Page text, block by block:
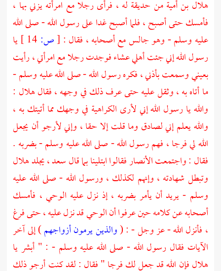
هلال بن أميةمن حديقة له ، فرأى رجلا مع امرأته يزني بها ،
فأمسك حتى أصبح ، فلما أصبح غدا على رسول الله - صلى الله
عليه وسلم - وهو جالس مع أصحابه ، فقال : [ص:
يا
رسول الله إني جئت أهلي عشاء فوجدت رجلا مع امرأتي ، رأيت
بعيني وسمعت بأذني ، فكره رسول الله - صلى الله عليه وسلم -
ما أتاه به ، وثقل عليه حتى عرف ذلك في وجهه ، فقالهلال :
والله يا رسول الله إني لأرى الكراهية في وجهك مما أتيتك به ،
والله يعلم إني لصادق وما قلت إلا حقا ، وإني لأرجو أن يجعل
الله لي فرجا ، فهم رسول الله - صلى الله عليه وسلم - بضربه .
فقال : واجتمعتالأنصارفقالوا ابتلينا بما قالسعد ،يجلدهلال
وتبطل شهادته ، وإنهم لكذلك ، ورسول الله - صلى الله عليه
وسلم - يريد أن يأمر بضربه ، إذ نزل عليه الوحي ، فأمسك
أصحابه عن كلامه حين عرفوا أن الوحي قد نزل عليه ، حتى فرغ
، فأنزل الله - عز وجل - : (والذين يرمون أزواجهم) إلى آخر
الآيات فقال رسول الله - صلى الله عليه وسلم - : " أبشر يا
هلالفإن الله قد جعل لك فرجا " فقال : لقد كنت أرجو ذلك